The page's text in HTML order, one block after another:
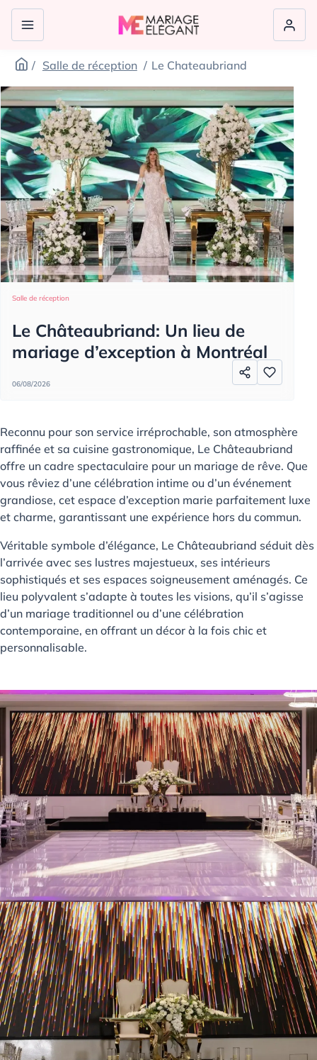
Salle de réception Le Chateaubriand
Salle de réception
Le Châteaubriand: Un lieu de
mariage d’exception à Montréal
06/08/2026
Reconnu pour son service irréprochable, son atmosphère
raffinée et sa cuisine gastronomique, Le Châteaubriand
offre un cadre spectaculaire pour un mariage de rêve. Que
vous rêviez d’une célébration intime ou d’un événement
grandiose, cet espace d’exception marie parfaitement luxe
et charme, garantissant une expérience hors du commun.
Véritable symbole d’élégance, Le Châteaubriand séduit dès
l’arrivée avec ses lustres majestueux, ses intérieurs
sophistiqués et ses espaces soigneusement aménagés. Ce
lieu polyvalent s’adapte à toutes les visions, qu’il s’agisse
d’un mariage traditionnel ou d’une célébration
contemporaine, en offrant un décor à la fois chic et
personnalisable.